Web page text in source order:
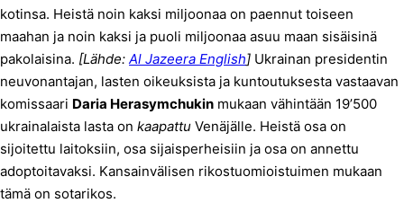
kotinsa. Heistä noin kaksi miljoonaa on paennut toiseen
maahan ja noin kaksi ja puoli miljoonaa asuu maan sisäisinä
pakolaisina. [Lähde: Al Jazeera English] Ukrainan presidentin
neuvonantajan, lasten oikeuksista ja kuntoutuksesta vastaavan
komissaari Daria Herasymchukin mukaan vähintään 19’500
ukrainalaista lasta on kaapattu Venäjälle. Heistä osa on
sijoitettu laitoksiin, osa sijaisperheisiin ja osa on annettu
adoptoitavaksi. Kansainvälisen rikostuomioistuimen mukaan
tämä on sotarikos.